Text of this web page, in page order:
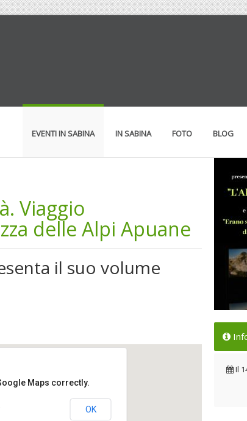
EVENTI IN SABINA IN SABINA FOTO BLOG
Viaggio
delle Alpi Apuane
il suo volume
Maps correctly.
OK
IlIl